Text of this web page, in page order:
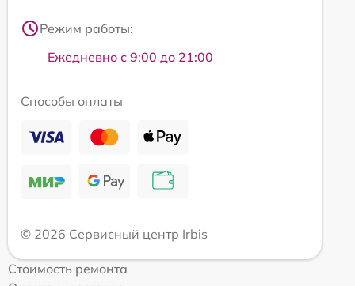
Режим работы:
Ежедневно с 9:00 до 21:00
Способы оплаты
© 2026 Сервисный центр Irbis
Стоимость ремонта